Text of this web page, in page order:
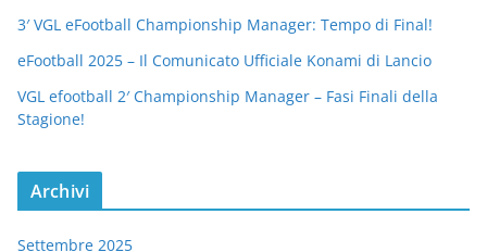
3′ VGL eFootball Championship Manager: Tempo di Final!
eFootball 2025 – Il Comunicato Ufficiale Konami di Lancio
VGL efootball 2′ Championship Manager – Fasi Finali della
Stagione!
Archivi
Settembre 2025